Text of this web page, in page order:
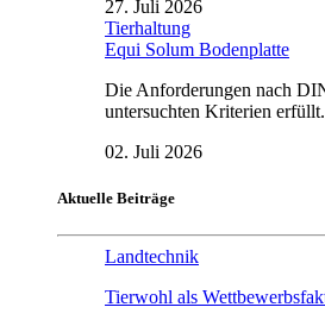
27. Juli 2026
Tierhaltung
Equi Solum Bodenplatte
Die Anforderungen nach
untersuchten Kriterien erfüllt.
02. Juli 2026
Aktuelle Beiträge
Landtechnik
Tierwohl als